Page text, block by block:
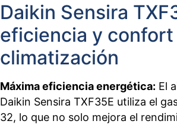
Daikin Sensira
eficiencia y confort
climatización
Máxima eficiencia energética: El
Daikin Sensira TXF35E utiliza el
32, lo que no solo mejora el